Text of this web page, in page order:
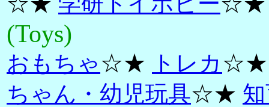
(Toys)
おもちゃ☆★ トレカ
ちゃん・幼児玩具☆★